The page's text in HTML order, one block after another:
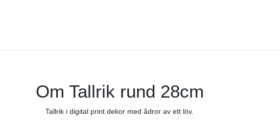
Om Tallrik rund 28cm
Tallrik i digital print dekor med ådror av ett löv.